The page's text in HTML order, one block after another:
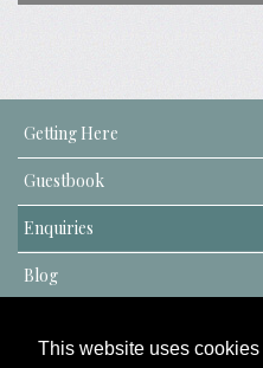
This website uses
Getting Here
Guestbook
Enquiries
Blog